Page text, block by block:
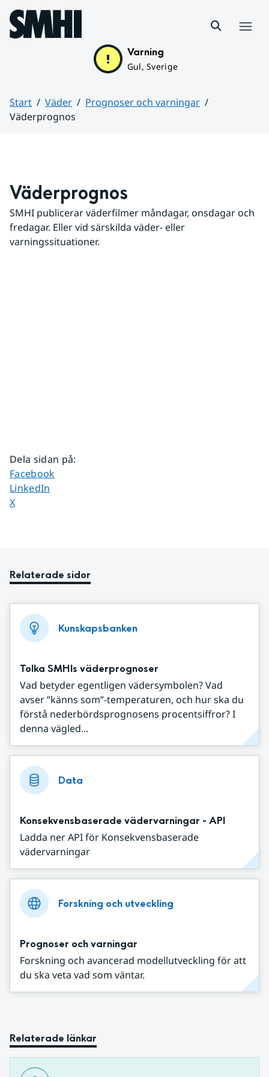
Hoppa till sidans innehåll
Varning
Gul, Sverige
Start Väder
Prognoser och varningar
Väderprognos
Väderprognos
SMHI publicerar väderfilmer måndagar, onsdagar och
fredagar. Eller vid särskilda väder- eller
varningssituationer.
Dela sidan på:
Dela sidan på
Facebook
Dela sidan på
LinkedIn
Dela sidan på
X
Relaterade sidor
Kunskapsbanken
Tolka SMHIs väderprognoser
Vad betyder egentligen vädersymbolen? Vad
avser ”känns som”-temperaturen, och hur ska du
förstå nederbördsprognosens procentsiffror? I
denna vägled...
Data
Konsekvensbaserade vädervarningar - API
Ladda ner API för Konsekvensbaserade
vädervarningar
Forskning och utveckling
Prognoser och varningar
Forskning och avancerad modellutveckling för att
du ska veta vad som väntar.
Relaterade länkar